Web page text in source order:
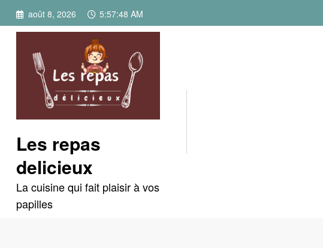
Aller
août 8, 2026 5:57:49 AM
Les repas
delicieux
La cuisine qui fait plaisir à vos
papilles